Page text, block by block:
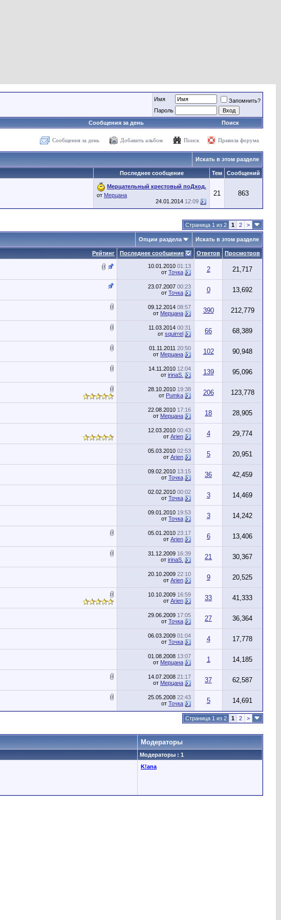
Имя
Запомнить?
Пароль
Сообщения за день Поиск
Сообщения за день Добавить альбом Поиск Правила форума
Искать в этом разделе
Последнее сообщение Тем Сообщений
Мерцательный крестовый поДход.
от Мерцана
24.01.2014 12:09
21 863
Страница 1 из 2 1 2 >
Опции раздела Искать в этом разделе
Рейтинг Последнее сообщение Ответов Просмотров
10.01.2010 01:13
от Точка 2 21,717
23.07.2007 00:23
от Точка 0 13,692
09.12.2014 08:57
от Мерцана 390 212,779
11.03.2014 00:31
от squirrel 66 68,389
01.11.2011 20:50
от Мерцана 102 90,948
14.11.2010 12:04
от irinaS. 139 95,096
28.10.2010 19:38
от Pumka 206 123,778
22.08.2010 17:16
от Мерцана 18 28,905
12.03.2010 00:43
от Arien 4 29,774
05.03.2010 02:53
от Arien 5 20,951
09.02.2010 13:15
от Точка 36 42,459
02.02.2010 00:02
от Точка 3 14,469
09.01.2010 19:53
от Точка 3 14,242
05.01.2010 23:17
от Arien 6 13,406
31.12.2009 16:39
от irinaS. 21 30,367
20.10.2009 22:10
от Arien 9 20,525
10.10.2009 16:59
от Arien 33 41,333
29.06.2009 17:05
от Точка 27 36,364
06.03.2009 01:04
от Точка 4 17,778
01.08.2008 13:07
от Мерцана 1 14,185
14.07.2008 21:17
от Мерцана 37 62,587
25.05.2008 22:43
от Точка 5 14,691
Страница 1 из 2 1 2 >
Модераторы
Модераторы : 1
K!ana